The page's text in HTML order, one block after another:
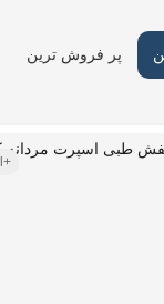
پر فروش ترین
+medical